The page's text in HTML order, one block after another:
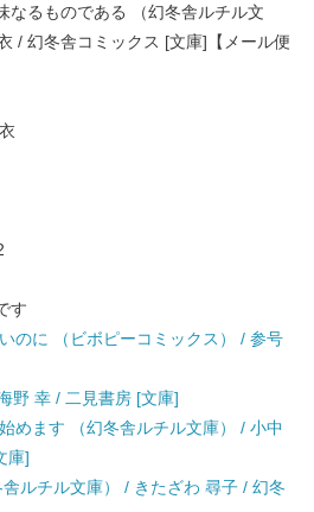
なるものである （幻冬舎ルチル文
/ 幻冬舎コミックス [文庫]【メール便
す
のに （ビボピーコミックス） / 参号
野 幸 / 二見書房 [文庫]
めます （幻冬舎ルチル文庫） / 小中
庫]
ルチル文庫） / きたざわ 尋子 / 幻冬